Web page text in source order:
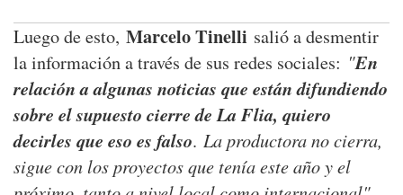
Luego de esto, Marcelo Tinelli salió a desmentir
la información a través de sus redes sociales: "En
relación a algunas noticias que están difundiendo
sobre el supuesto cierre de La Flia, quiero
decirles que eso es falso. La productora no cierra,
sigue con los proyectos que tenía este año y el